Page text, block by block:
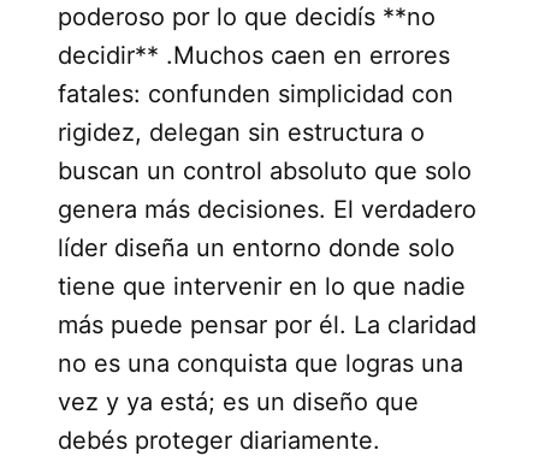
poderoso por lo que decidís **no
decidir** .Muchos caen en errores
fatales: confunden simplicidad con
rigidez, delegan sin estructura o
buscan un control absoluto que solo
genera más decisiones. El verdadero
líder diseña un entorno donde solo
tiene que intervenir en lo que nadie
más puede pensar por él. La claridad
no es una conquista que logras una
vez y ya está; es un diseño que
debés proteger diariamente.